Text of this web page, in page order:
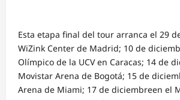
Esta etapa final del tour arranca el 29
WiZink Center de Madrid; 10 de
Olímpico de la UCV en Caracas; 14 de
Movistar Arena de Bogotá; 15 de
Arena de Miami; 17 de diciembreen el